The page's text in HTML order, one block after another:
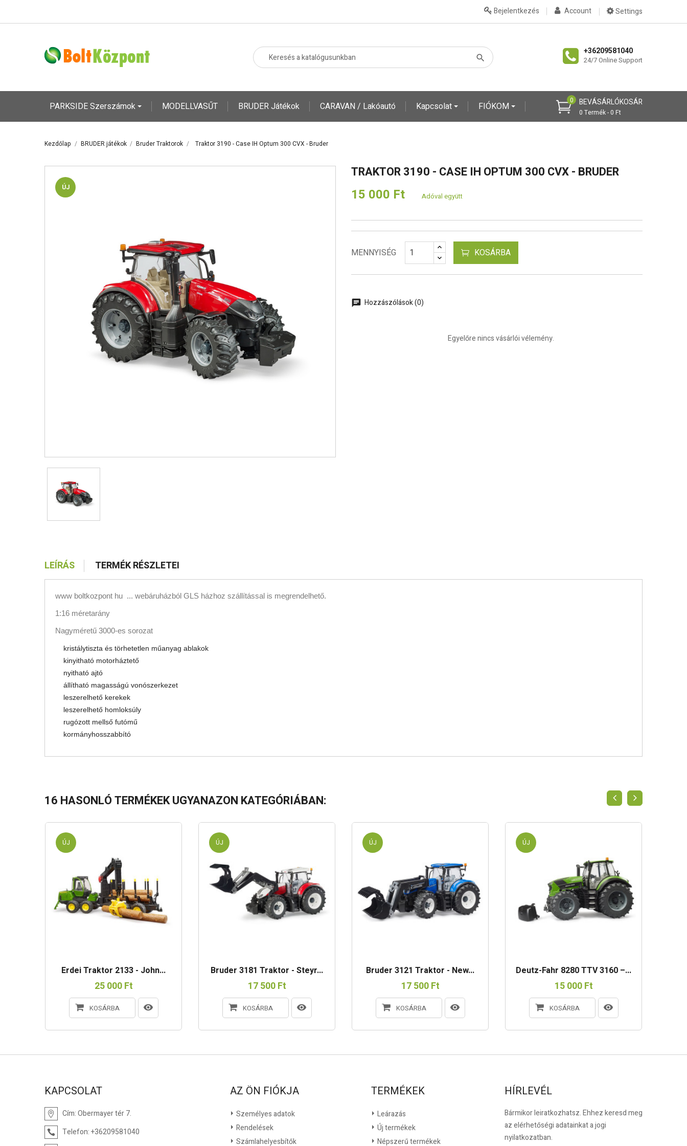
Settings
Account
Bejelentkezés
+36209581040
24/7 Online Support
BEVÁSÁRLÓKOSÁR
0 Termék - 0 Ft
0
PARKSIDE Szerszámok MODELLVASŰT BRUDER Játékok CARAVAN / Lakóautó Kapcsolat FIÓKOM
Kezdőlap BRUDER játékok Bruder Traktorok Traktor 3190 - Case IH Optum 300 CVX - Bruder
ÚJ
TRAKTOR 3190 - CASE IH OPTUM 300 CVX - BRUDER
15 000 Ft Adóval együtt
MENNYISÉG KOSÁRBA
LEÍRÁS TERMÉK RÉSZLETEI
www boltkozpont hu ... webáruházból GLS házhoz szállítással is megrendelhető.
1:16 méretarány
Nagyméretű 3000-es sorozat
kristálytiszta és törhetetlen műanyag ablakok
kinyitható motorháztető
nyitható ajtó
állítható magasságú vonószerkezet
leszerelhető kerekek
leszerelhető homloksúly
rugózott mellső futómű
kormányhosszabbító
16 HASONLÓ TERMÉKEK UGYANAZON KATEGÓRIÁBAN:
Erdei Traktor 2133 - John...
25 000 Ft
KOSÁRBA
ÚJ
Bruder 3181 Traktor - Steyr...
17 500 Ft
KOSÁRBA
ÚJ
Bruder 3121 Traktor - New...
17 500 Ft
KOSÁRBA
ÚJ
Deutz-Fahr 8280 TTV 3160 –...
15 000 Ft
KOSÁRBA
ÚJ
Hozzászólások (0)
Egyelőre nincs vásárlói vélemény.
KAPCSOLAT
Cím:Obermayer tér 7.
Telefon:+36209581040
AZ ÖN FIÓKJA
Személyes adatok
Rendelések
Számlahelyesbítők
TERMÉKEK
Leárazás
Új termékek
Népszerű termékek
HÍRLEVÉL
Bármikor leiratkozhatsz. Ehhez keresd meg
az elérhetőségi adatainkat a jogi
nyilatkozatban.